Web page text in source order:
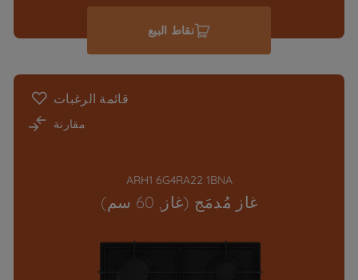
نقاط البيع
قائمة الرغبات
مقارنة
ARH1 6G4RA22 1BNA
غاز مُدمَج (غاز, 60 سم)